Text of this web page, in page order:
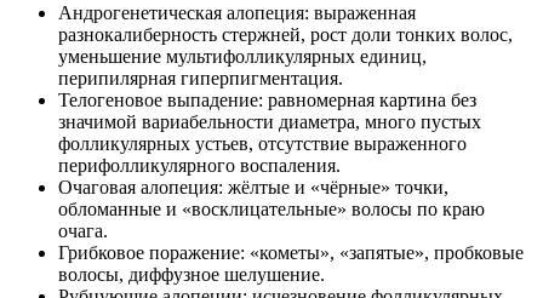
Андрогенетическая алопеция: выраженная
разнокалиберность стержней, рост доли тонких волос,
уменьшение мультифолликулярных единиц,
перипилярная гиперпигментация.
Телогеновое выпадение: равномерная картина без
значимой вариабельности диаметра, много пустых
фолликулярных устьев, отсутствие выраженного
перифолликулярного воспаления.
Очаговая алопеция: жёлтые и «чёрные» точки,
обломанные и «восклицательные» волосы по краю
очага.
Грибковое поражение: «кометы», «запятые», пробковые
волосы, диффузное шелушение.